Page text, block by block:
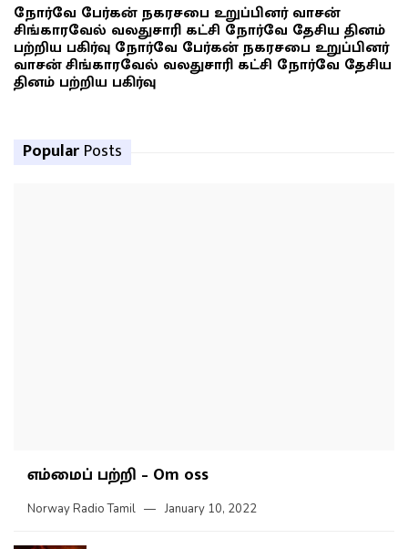
நோர்வே பேர்கன் நகரசபை உறுப்பினர் வாசன்
சிங்காரவேல் வலதுசாரி கட்சி நோர்வே தேசிய தினம்
பற்றிய பகிர்வு நோர்வே பேர்கன் நகரசபை உறுப்பினர்
வாசன் சிங்காரவேல் வலதுசாரி கட்சி நோர்வே தேசிய
தினம் பற்றிய பகிர்வு
Popular Posts
எம்மைப் பற்றி – Om oss
Norway Radio Tamil January 10, 2022